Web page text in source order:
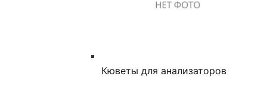
Кюветы для анализаторов